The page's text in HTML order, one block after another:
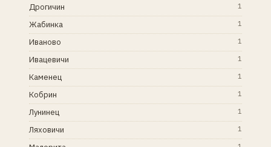
Дрогичин 1
Жабинка 1
Иваново 1
Ивацевичи 1
Каменец 1
Кобрин 1
Лунинец 1
Ляховичи 1